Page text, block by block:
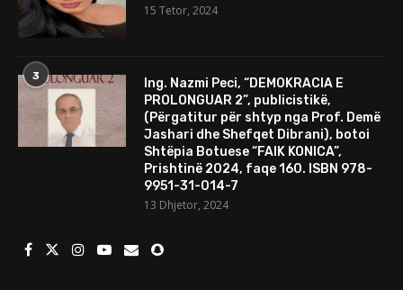
15 Tetor, 2024
3
Ing. Nazmi Peci, “DEMOKRACIA E
PROLONGUAR 2”, publicistikë,
(Përgatitur për shtyp nga Prof. Demë
Jashari dhe Shefqet Dibrani), botoi
Shtëpia Botuese “FAIK KONICA”,
Prishtinë 2024, faqe 160. ISBN 978-
9951-31-014-7
13 Dhjetor, 2024